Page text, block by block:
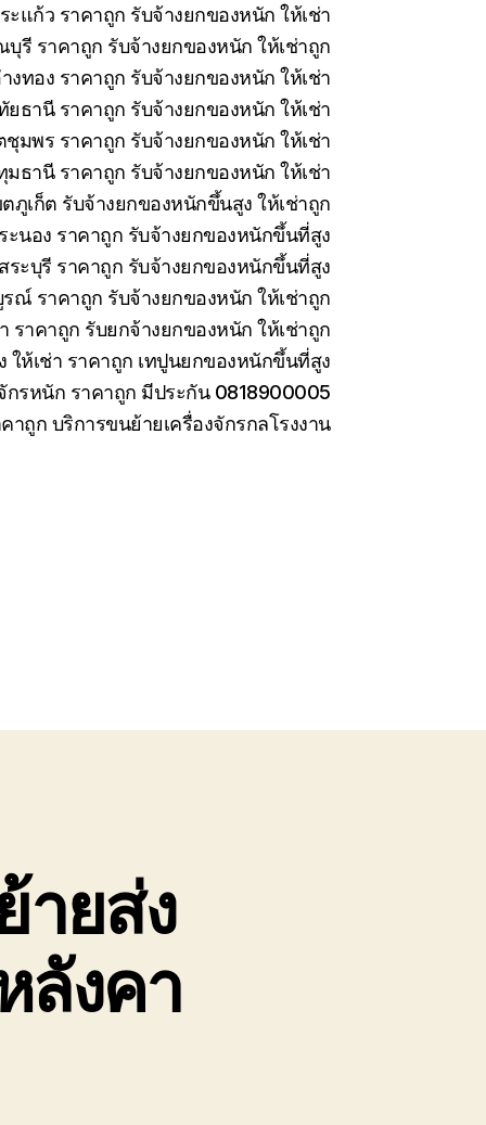
ะแก้ว ราคาถูก รับจ้างยกของหนัก ให้เช่า
บุรี ราคาถูก รับจ้างยกของหนัก ให้เช่าถูก
งทอง ราคาถูก รับจ้างยกของหนัก ให้เช่า
ยธานี ราคาถูก รับจ้างยกของหนัก ให้เช่า
ชุมพร ราคาถูก รับจ้างยกของหนัก ให้เช่า
มธานี ราคาถูก รับจ้างยกของหนัก ให้เช่า
ตภูเก็ต รับจ้างยกของหนักขึ้นสูง ให้เช่าถูก
ะนอง ราคาถูก รับจ้างยกของหนักขึ้นที่สูง
ระบุรี ราคาถูก รับจ้างยกของหนักขึ้นที่สูง
รณ์ ราคาถูก รับจ้างยกของหนัก ให้เช่าถูก
ราคาถูก รับยกจ้างยกของหนัก ให้เช่าถูก
ให้เช่า ราคาถูก เทปูนยกของหนักขึ้นที่สูง
กรหนัก ราคาถูก มีประกัน 0818900005
าถูก บริการขนย้ายเครื่องจักรกลโรงงาน
ายส่ง
ลังคา